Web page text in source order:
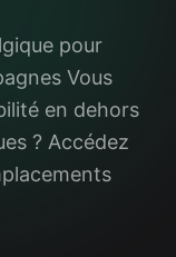
pour
Vous
en dehors
? Accédez